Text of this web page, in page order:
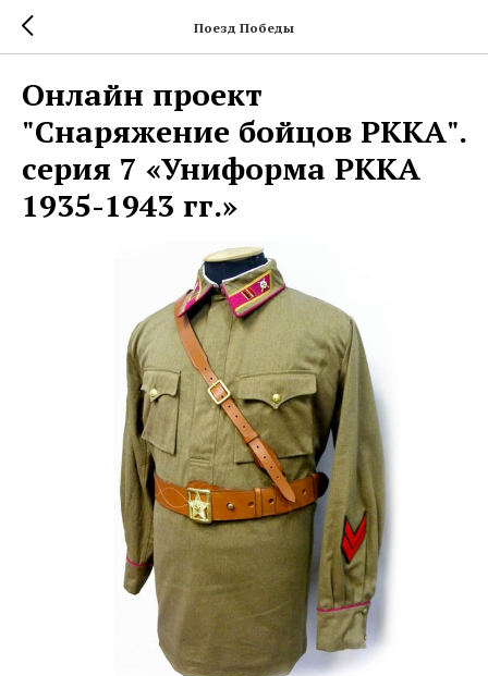
Поезд Победы
Онлайн проект
"Снаряжение бойцов РККА".
серия 7 «Униформа РККА
1935-1943 гг.»